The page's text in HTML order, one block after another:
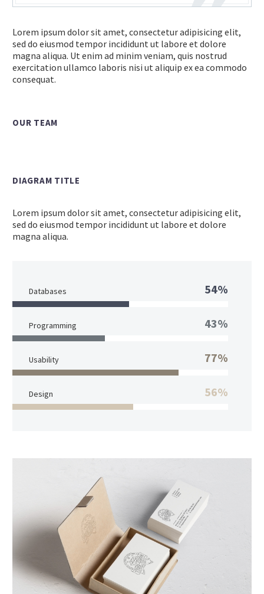
Lorem ipsum dolor sit amet, consectetur adipisicing elit,
sed do eiusmod tempor incididunt ut labore et dolore
magna aliqua. Ut enim ad minim veniam, quis nostrud
exercitation ullamco laboris nisi ut aliquip ex ea commodo
consequat.
OUR TEAM
DIAGRAM TITLE
Lorem ipsum dolor sit amet, consectetur adipisicing elit,
sed do eiusmod tempor incididunt ut labore et dolore
magna aliqua.
Databases 54%
Programming 43%
Usability 77%
Design 56%